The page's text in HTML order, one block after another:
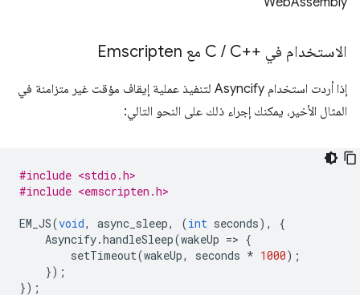
الاستخدام في C / C++‎ مع Emscripten
إذا أردت استخدام Asyncify لتنفيذ عملية إيقاف مؤقت غير متزامنة في
المثال الأخير، يمكنك إجراء ذلك على النحو التالي:
#include <stdio.h>
#include <emscripten.h>
EM_JS(void, async_sleep, (int seconds),
{
Asyncify.handleSleep(wakeUp => {
setTimeout(wakeUp, seconds * 1000);
});
});